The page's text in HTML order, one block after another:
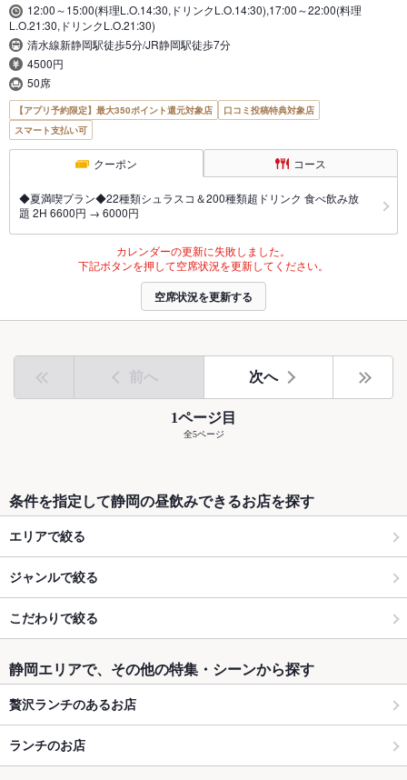
12:00～15:00(料理L.O.14:30,ドリンクL.O.14:30),17:00～22:00(料理
L.O.21:30,ドリンクL.O.21:30)
清水線新静岡駅徒歩5分/JR静岡駅徒歩7分
4500円
50席
【アプリ予約限定】最大350ポイント還元対象店
口コミ投稿特典対象店
スマート支払い可
クーポン コース
◆夏満喫プラン◆22種類シュラスコ＆200種類超ドリンク 食べ飲み放
題 2H 6600円 → 6000円
カレンダーの更新に失敗しました。
下記ボタンを押して空席状況を更新してください。
空席状況を更新する
前へ 次へ
1ページ目
全5ページ
条件を指定して静岡の昼飲みできるお店を探す
エリアで絞る
ジャンルで絞る
こだわりで絞る
静岡エリアで、その他の特集・シーンから探す
贅沢ランチのあるお店
ランチのお店